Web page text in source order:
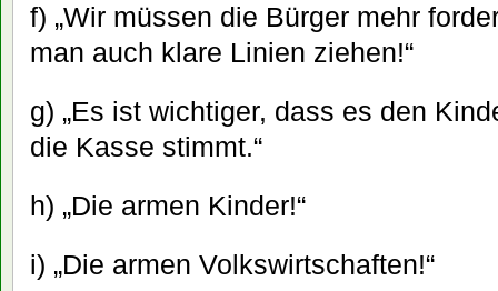
f) „Wir müssen die Bürger mehr
man auch klare Linien ziehen!“
g) „Es ist wichtiger, dass es den
die Kasse stimmt.“
h) „Die armen Kinder!“
i) „Die armen Volkswirtschaften!“